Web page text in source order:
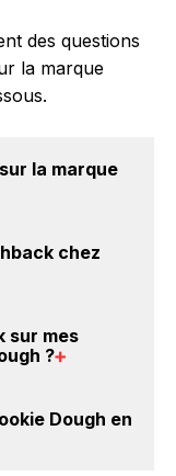
des questions
la marque
la marque
lorsque
Cookie
chez
réductions
Cookie
sur mes
?
sur Dough en